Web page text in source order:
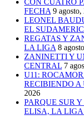
FECHA 9 agosto,
LEONEL
EL
REGATAS Y
LA LIGA 8
ZANINETTI Y
CENTRAL 7
U11:
RECIBIENDO A
2026
PARQUE SUR
ELISA, LA LIGA